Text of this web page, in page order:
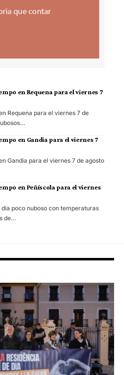
en Requena para el viernes 7
Requena para el viernes 7 de
en Gandia para el viernes 7
Gandia para el viernes 7 de agosto
en Peñíscola para el viernes
poco nuboso con temperaturas
de…